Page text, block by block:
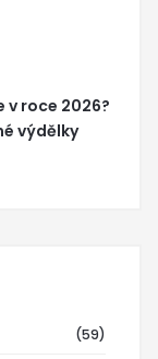
v roce 2026?
výdělky
(59)